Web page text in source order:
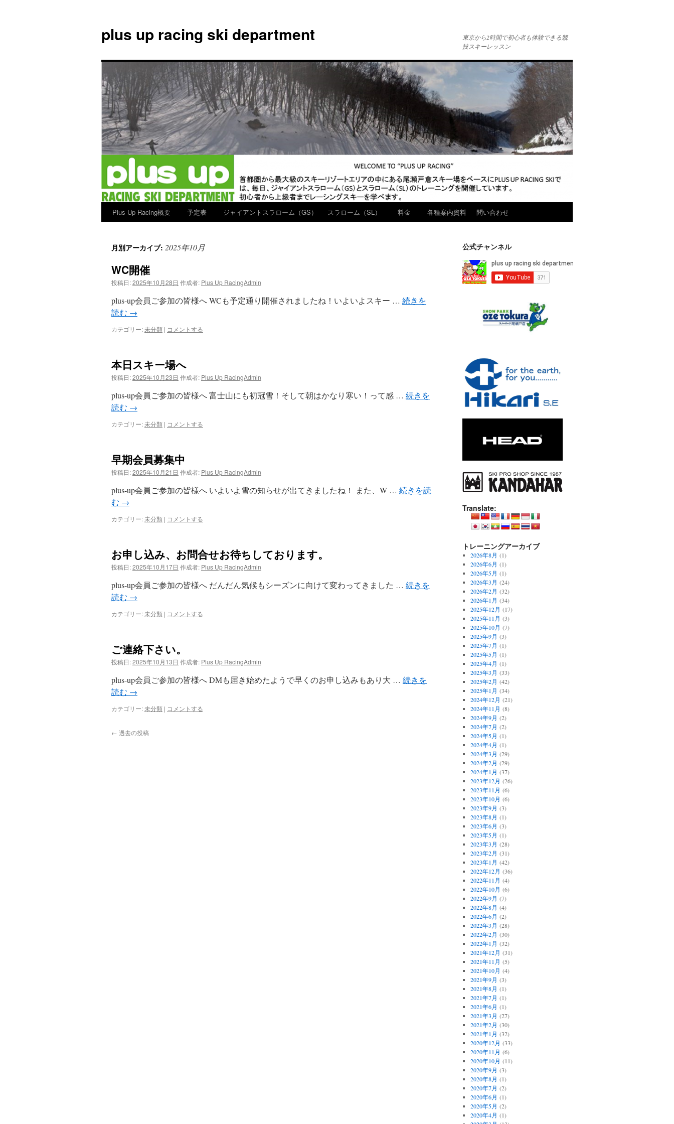
plus up racing ski department
東京から2時間で初心者も体験できる競
技スキーレッスン
テ
ン
へ
Plus Up Racing概要 予定表 ジャイアントスラローム（GS） スラローム（SL） 料金 各種案内資料 問い合わせ
月別アーカイブ: 2025年10月
WC開催
投稿日:2025年10月28日 作成者: Plus Up RacingAdmin
plus-up会員ご参加の皆様へ WCも予定通り開催されましたね！いよいよスキー … 続きを
読む →
カテゴリー:未分類 | コメントする
本日スキー場へ
投稿日:2025年10月23日 作成者: Plus Up RacingAdmin
plus-up会員ご参加の皆様へ 富士山にも初冠雪！そして朝はかなり寒い！って感 … 続きを
読む →
カテゴリー:未分類 | コメントする
早期会員募集中
投稿日:2025年10月21日 作成者: Plus Up RacingAdmin
plus-up会員ご参加の皆様へ いよいよ雪の知らせが出てきましたね！ また、W … 続きを読
む →
カテゴリー:未分類 | コメントする
お申し込み、お問合せお待ちしております。
投稿日:2025年10月17日 作成者: Plus Up RacingAdmin
plus-up会員ご参加の皆様へ だんだん気候もシーズンに向けて変わってきました … 続きを
読む →
カテゴリー:未分類 | コメントする
ご連絡下さい。
投稿日:2025年10月13日 作成者: Plus Up RacingAdmin
plus-up会員ご参加の皆様へ DMも届き始めたようで早くのお申し込みもあり大 … 続きを
読む →
カテゴリー:未分類 | コメントする
← 過去の投稿
公式チャンネル
Translate:
トレーニングアーカイブ
2026年8月 (1)
2026年6月 (1)
2026年5月 (1)
2026年3月 (24)
2026年2月 (32)
2026年1月 (34)
2025年12月 (17)
2025年11月 (3)
2025年10月 (7)
2025年9月 (3)
2025年7月 (1)
2025年5月 (1)
2025年4月 (1)
2025年3月 (33)
2025年2月 (42)
2025年1月 (34)
2024年12月 (21)
2024年11月 (8)
2024年9月 (2)
2024年7月 (2)
2024年5月 (1)
2024年4月 (1)
2024年3月 (29)
2024年2月 (29)
2024年1月 (37)
2023年12月 (26)
2023年11月 (6)
2023年10月 (6)
2023年9月 (3)
2023年8月 (1)
2023年6月 (3)
2023年5月 (1)
2023年3月 (28)
2023年2月 (31)
2023年1月 (42)
2022年12月 (36)
2022年11月 (4)
2022年10月 (6)
2022年9月 (7)
2022年8月 (4)
2022年6月 (2)
2022年3月 (28)
2022年2月 (30)
2022年1月 (32)
2021年12月 (31)
2021年11月 (5)
2021年10月 (4)
2021年9月 (3)
2021年8月 (1)
2021年7月 (1)
2021年6月 (1)
2021年3月 (27)
2021年2月 (30)
2021年1月 (32)
2020年12月 (33)
2020年11月 (6)
2020年10月 (11)
2020年9月 (3)
2020年8月 (1)
2020年7月 (2)
2020年6月 (1)
2020年5月 (2)
2020年4月 (1)